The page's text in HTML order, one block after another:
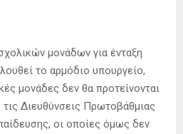
μονάδων για ένταξη
το αρμόδιο υπουργείο,
μονάδες δεν θα προτείνονται
Διευθύνσεις Πρωτοβάθμιας
οι οποίες όμως δεν